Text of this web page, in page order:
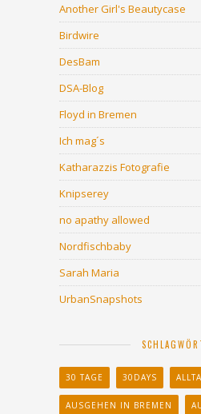
Another Girl's Beautycase
Birdwire
DesBam
DSA-Blog
Floyd in Bremen
Ich mag´s
Katharazzis Fotografie
Knipserey
no apathy allowed
Nordfischbaby
Sarah Maria
UrbanSnapshots
30 TAGE 30DAYS
AUSGEHEN IN BREMEN